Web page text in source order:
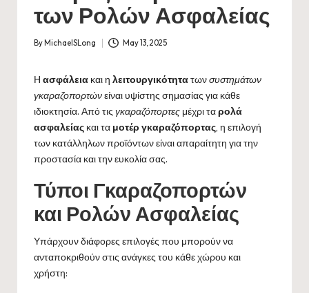
των Ρολών Ασφαλείας
Posted
By MichaelSLong May 13, 2025
Η ασφάλεια και η λειτουργικότητατωνσυστημάτων
γκαραζοπορτώνείναι υψίστης σημασίας για κάθε
ιδιοκτησία. Από τις γκαραζόπορτες μέχρι ταρολά
ασφαλείας και τα μοτέρ γκαραζόπορτας, η επιλογή
των κατάλληλων προϊόντων είναι απαραίτητη για την
προστασία και την ευκολία σας.
Τύποι Γκαραζοπορτών
και Ρολών Ασφαλείας
Υπάρχουν διάφορες επιλογές που μπορούν να
ανταποκριθούν στις ανάγκες του κάθε χώρου και
χρήστη: